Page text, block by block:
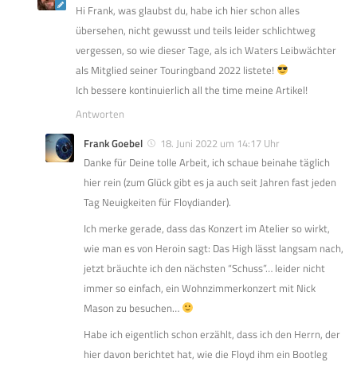
Hi Frank, was glaubst du, habe ich hier schon alles
übersehen, nicht gewusst und teils leider schlichtweg
vergessen, so wie dieser Tage, als ich Waters Leibwächter
als Mitglied seiner Touringband 2022 listete!
Ich bessere kontinuierlich all the time meine Artikel!
Antworten
Frank Goebel
18. Juni 2022 um 14:17 Uhr
Danke für Deine tolle Arbeit, ich schaue beinahe täglich
hier rein (zum Glück gibt es ja auch seit Jahren fast jeden
Tag Neuigkeiten für Floydiander).
Ich merke gerade, dass das Konzert im Atelier so wirkt,
wie man es von Heroin sagt: Das High lässt langsam nach,
jetzt bräuchte ich den nächsten “Schuss”… leider nicht
immer so einfach, ein Wohnzimmerkonzert mit Nick
Mason zu besuchen…
Habe ich eigentlich schon erzählt, dass ich den Herrn, der
hier davon berichtet hat, wie die Floyd ihm ein Bootleg